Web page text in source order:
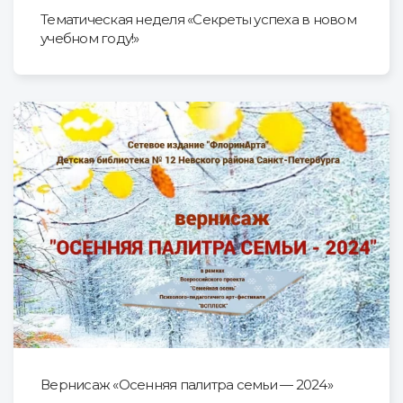
Тематическая неделя «Секреты успеха в новом
учебном году!»
Вернисаж «Осенняя палитра семьи — 2024»